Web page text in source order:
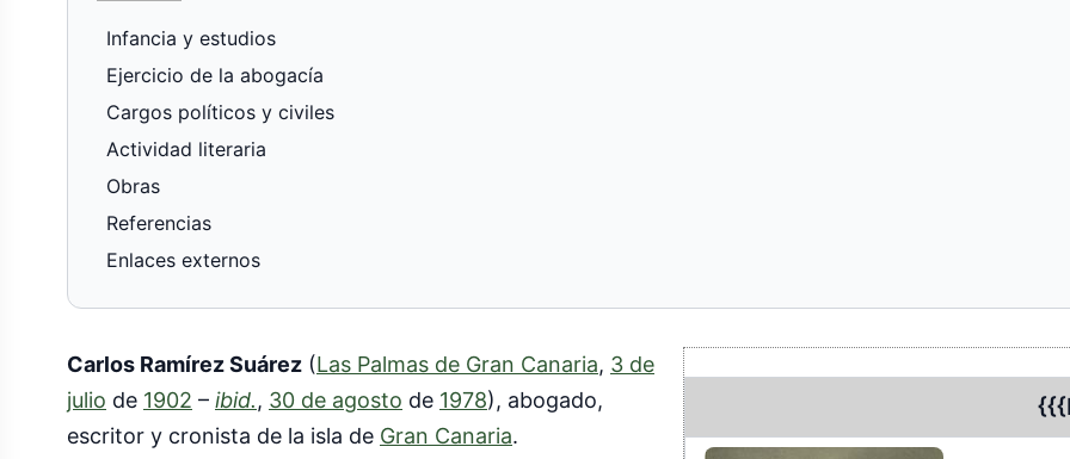
Infancia y estudios
Ejercicio de la abogacía
Cargos políticos y civiles
Actividad literaria
Obras
Referencias
Enlaces externos
Carlos Ramírez Suárez (Las Palmas de Gran Canaria, 3 de
julio de 1902 – ibid., 30 de agosto de 1978), abogado,
escritor y cronista de la isla de Gran Canaria.